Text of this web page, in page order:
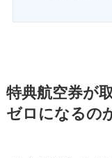
特典航空券が
ゼロになるの